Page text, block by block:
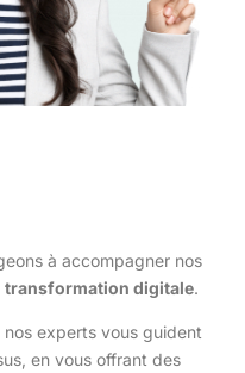
à accompagner nos
transformation digitale.
, nos experts vous guident
en vous offrant des